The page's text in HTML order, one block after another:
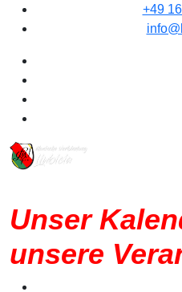
+49
Unser
unsere